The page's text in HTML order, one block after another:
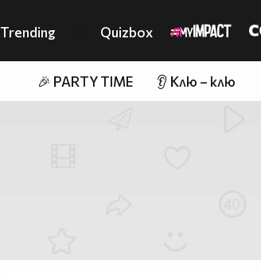
Trending Quizbox
🎉 PARTY TIME 👂 Клю – клю